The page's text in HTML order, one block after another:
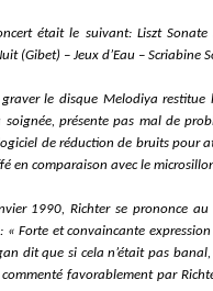
était le suivant: Liszt
(Gibet) – Jeux d’Eau – Scriabine
le disque Melodiya restitue
soignée, présente pas mal de
de réduction de bruits pour
en comparaison avec le
1990, Richter se prononce
«Forte et convaincante
dit que si cela n’était pas
favorablement par